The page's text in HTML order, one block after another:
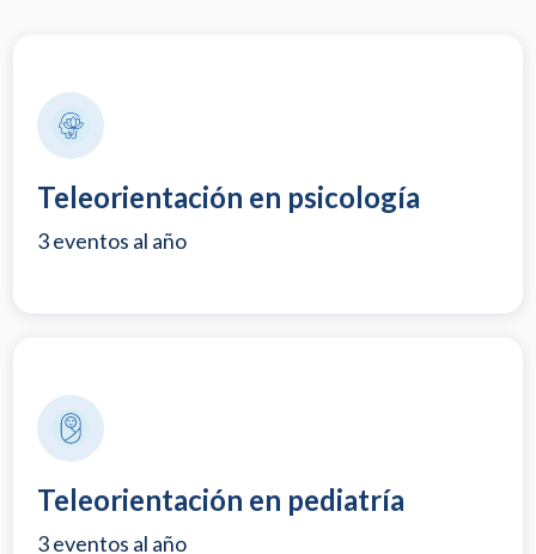
Teleorientación en psicología
3 eventos al año
Teleorientación en pediatría
3 eventos al año